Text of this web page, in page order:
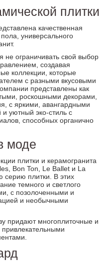
плитки
качественная
универсального
не ограничивать свой выбор
создавая
коллекции, которые
с разными вкусовыми
представлены как
роскошными декорами,
с яркими, авангардными
уютный эко-стиль с
способных органично
моде
плитки и керамогранита
Bon Ton, Le Ballet и La
серию плитки. В этих
темного и светлого
с позолоченными и
и необычными
придают многоплиточные и